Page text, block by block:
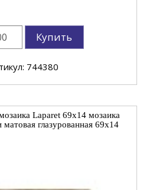
Купить
744380
Laparet 69x14 мозаика
глазурованная 69x14